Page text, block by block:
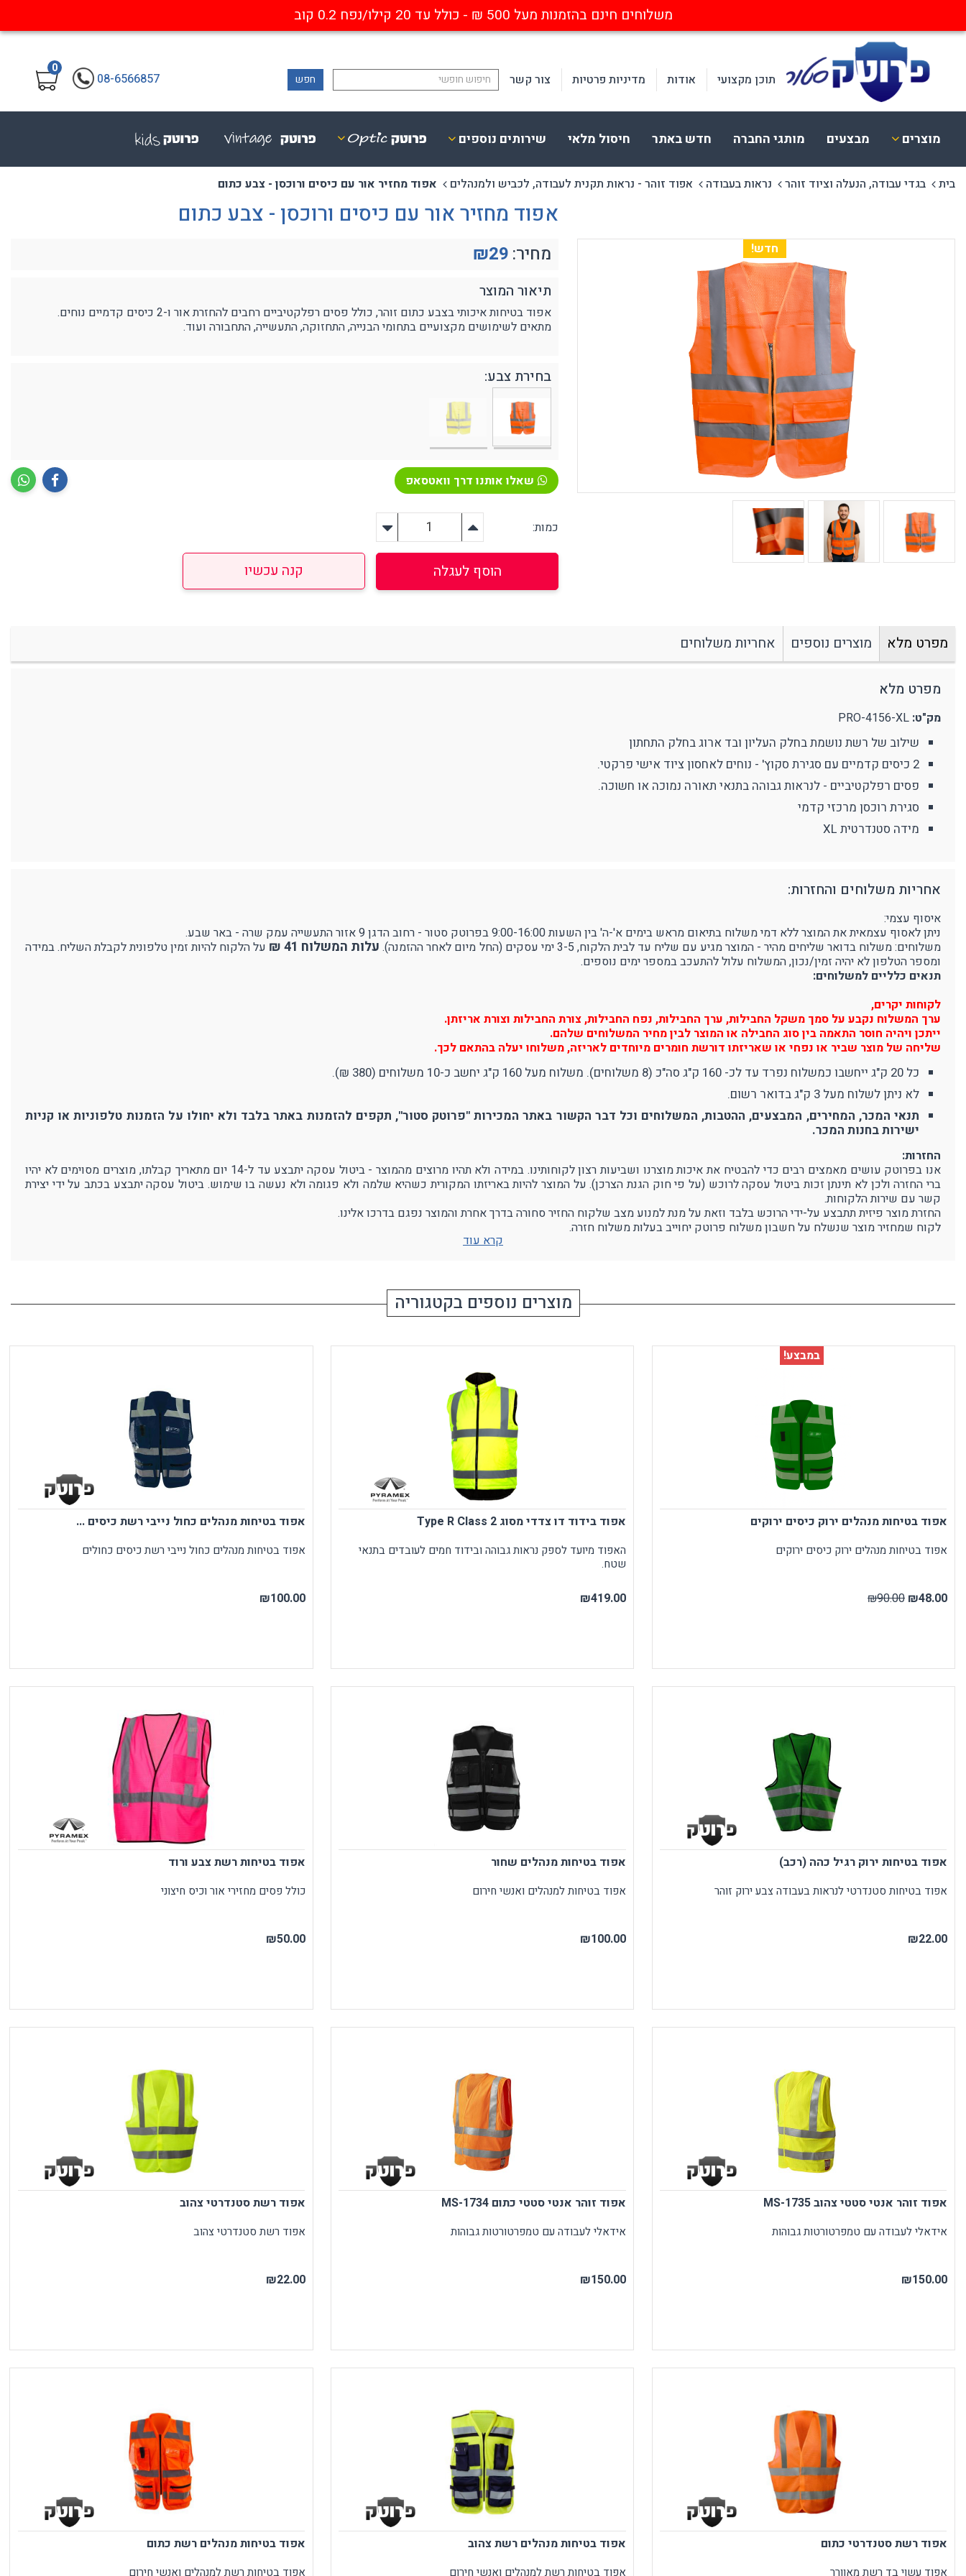
משלוחים חינם בהזמנות מעל 500 ₪ - כולל עד 20 קילו/נפח 0.2 קוב
תוכן מקצועי אודות מדיניות פרטיות צור קשר חפש
0
08-6566857
מוצרים
ציוד בטיחות
הגנת פנים וראש
סרטים נגד החלקה
סינרים מקצועיים
הלבשה
חד פעמי ומתכלה
נראות בעבודה
הנעלה
CERVA
אופטיקה
קריאה חד / דו מוקדי
מסגרות אבק עם התקן אופטי
פנסים
נישאים נטענים
פנסי ראש / קסדה
מחנאות
אבטחה ותעשייה
פנסים לנשק
תומכי גפיים עליונים
תומכי גפיים תחתונים
עבודה בגובה
ריתמות
ערכות עיגון
חבלי עבודה
ערכות מלאות לעבודה
ציוד עזר נלווה לעבודה בגובה
חלל מוקף
בולמי נפילה
ספיגת שמנים ונוזלים שונים
תיקי הצלה בחירום
אזהרה וסימון
קונוסים ותחימה
האטה בטיחותית
בטיחות לכבישים
עזרים לריתוך
משקפי ריתוך / אוטוגן
שטח ומחנאות
הסקה וחימום
ציוד הרמה
מצלמת גוף מקצועית אביזרים נוספים עודפים ספורט
תמיכה בגב מנעולים
מבצעים מותגי החברה חדש באתר חיסול מלאי שירותים נוספים
בית בגדי עבודה, הנעלה וציוד זוהר נראות בעבודה אפוד זוהר - נראות תקנית לעבודה, לכביש ולמנהלים אפוד מחזיר אור עם כיסים ורוכסן - צבע כתום
אפוד מחזיר אור עם כיסים ורוכסן - צבע כתום
חדש! מחיר: 29
₪
תיאור המוצר
אפוד בטיחות איכותי בצבע כתום זוהר, כולל פסים רפלקטיביים רחבים להחזרת אור ו-2 כיסים קדמיים נוחים.
מתאים לשימושים מקצועיים בתחומי הבנייה, התחזוקה, התעשייה, התחבורה ועוד.
בחירת צבע:
שאלו אותנו דרך וואטסאפ
כמות:
הוסף לעגלה קנה עכשיו
מפרט מלא מוצרים נוספים אחריות משלוחים
מפרט מלא
מק"ט: PRO-4156-XL
שילוב של רשת נושמת בחלק העליון ובד ארוג בחלק התחתון
2 כיסים קדמיים עם סגירת סקוץ' - נוחים לאחסון ציוד אישי פרקטי.
פסים רפלקטיביים - לנראות גבוהה בתנאי תאורה נמוכה או חשוכה.
סגירת רוכסן מרכזי קדמי
מידה סטנדרטית XL
אחריות משלוחים והחזרות:
איסוף עצמי:
ניתן לאסוף עצמאית את המוצר ללא דמי משלוח בתיאום מראש בימים א'-ה' בין השעות 9:00-16:00 בפרוטק סטור - רחוב הדגן 9 אזור התעשייה עמק שרה - באר שבע.
משלוחים: משלוח בדואר שליחים מהיר - המוצר מגיע עם שליח עד לבית הלקוח, 3-5 ימי עסקים (החל מיום לאחר ההזמנה).
עלות המשלוח 41 ₪
על הלקוח להיות זמין טלפונית לקבלת השליח. במידה
ומספר הטלפון לא יהיה זמין/נכון, המשלוח עלול להתעכב במספר ימים נוספים.
תנאים כלליים למשלוחים:
לקוחות יקרים,
ערך המשלוח נקבע על סמך משקל החבילות, ערך החבילות, נפח החבילות, צורת החבילות וצורת אריזתן.
ייתכן ויהיה חוסר התאמה בין סוג החבילה או המוצר לבין מחיר המשלוחים שלהם.
שליחה של מוצר שביר או נפחי או שאריזתו דורשת חומרים מיוחדים לאריזה, משלוחו יעלה בהתאם לכך.
כל 20 ק"ג ייחשבו כמשלוח נפרד עד לכ- 160 ק"ג סה"כ (8 משלוחים). משלוח מעל 160 ק"ג יחשב כ-10 משלוחים (380 ₪).
לא ניתן לשלוח מעל 3 ק"ג בדואר רשום.
תנאי המכר, המחירים, המבצעים, ההטבות, המשלוחים וכל דבר הקשור באתר המכירות "פרוטק סטור", תקפים להזמנות באתר בלבד ולא יחולו על הזמנות טלפוניות או קניות
ישירות בחנות המכר.
החזרות:
אנו בפרוטק עושים מאמצים רבים כדי להבטיח את איכות מוצרנו ושביעות רצון לקוחותינו. במידה ולא תהיו מרוצים מהמוצר - ביטול עסקה יתבצע עד ל-14 יום מתאריך קבלתו, מוצרים מסוימים לא יהיו
ברי החזרה ולכן לא תינתן זכות ביטול עסקה לרוכש (על פי חוק הגנת הצרכן). על המוצר להיות באריזתו המקורית כשהיא שלמה ולא פגומה ולא נעשה בו שימוש. ביטול עסקה יתבצע בכתב על ידי יצירת
קשר עם שירות הלקוחות.
החזרת מוצר פיזית תתבצע על-ידי הרוכש בלבד וזאת על מנת למנוע מצב שלקוח החזיר סחורה בדרך אחרת והמוצר נפגם בדרכו אלינו.
לקוח שמחזיר מוצר שנשלח על חשבון משלוח פרוטק יחוייב בעלות משלוח חזרה.
קרא עוד
מוצרים נוספים בקטגוריה
במבצע!
אפוד בטיחות מנהלים ירוק כיסים ירוקים
אפוד בטיחות מנהלים ירוק כיסים ירוקים
₪48.00
₪90.00
אפוד בידוד דו צדדי מסוג Type R Class 2
האפוד מיועד לספק נראות גבוהה ובידוד חמים לעובדים בתנאי
שטח.
₪419.00
אפוד בטיחות מנהלים כחול נייבי רשת כיסים ...
אפוד בטיחות מנהלים כחול נייבי רשת כיסים כחולים
₪100.00
אפוד בטיחות ירוק רגיל כהה (רכב)
אפוד בטיחות סטנדרטי לנראות בעבודה צבע ירוק זוהר
₪22.00
אפוד בטיחות מנהלים שחור
אפוד בטיחות למנהלים ואנשי חירום
₪100.00
אפוד בטיחות רשת צבע ורוד
כולל פסים מחזירי אור וכיס חיצוני
₪50.00
אפוד זוהר אנטי סטטי צהוב MS-1735
אידאלי לעבודה עם טמפרטורטות גבוהות
₪150.00
אפוד זוהר אנטי סטטי כתום MS-1734
אידאלי לעבודה עם טמפרטורטות גבוהות
₪150.00
אפוד רשת סטנדרטי צהוב
אפוד רשת סטנדרטי צהוב
₪22.00
אפוד רשת סטנדרטי כתום
אפוד עשוי בד רשת מאוורר
אפוד בטיחות מנהלים רשת צהוב
אפוד בטיחות רשת למנהלים ואנשי חירום
אפוד בטיחות מנהלים רשת כתום
אפוד בטיחות רשת למנהלים ואנשי חירום